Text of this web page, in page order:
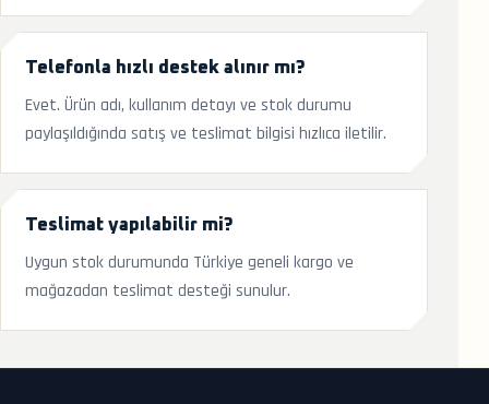
Telefonla hızlı destek alınır mı?
Evet. Ürün adı, kullanım detayı ve stok durumu
paylaşıldığında satış ve teslimat bilgisi hızlıca iletilir.
Teslimat yapılabilir mi?
Uygun stok durumunda Türkiye geneli kargo ve
mağazadan teslimat desteği sunulur.